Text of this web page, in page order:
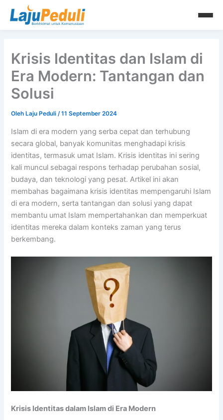
Krisis Identitas dan Islam di
Era Modern: Tantangan dan
Solusi
Oleh Laju Peduli/11 September 2024
Islam di era modern yang serba cepat dan terhubung
secara global, banyak komunitas menghadapi krisis
identitas, termasuk umat Islam. Krisis identitas ini sering
kali muncul sebagai respons terhadap perubahan sosial,
budaya, dan teknologi yang pesat. Artikel ini akan
membahas bagaimana krisis identitas mempengaruhi Islam
di era modern, serta tantangan dan solusi yang dapat
membantu umat Islam mempertahankan dan memperkuat
identitas mereka dalam konteks zaman yang terus
berkembang.
Krisis Identitas dalam Islam di Era Modern